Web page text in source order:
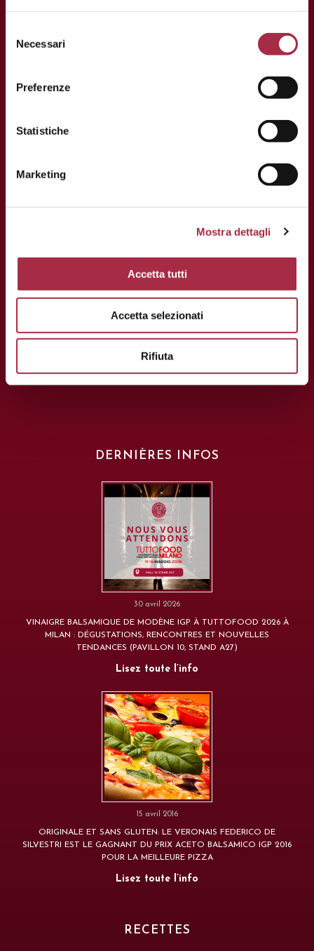
Necessari
Preferenze
Statistiche
Marketing
Mostra dettagli
Accetta tutti
Accetta selezionati
Rifiuta
info@consorziobalsamico.it
DERNIÈRES INFOS
30 avril 2026
VINAIGRE BALSAMIQUE DE MODÈNE IGP À TUTTOFOOD 2026 À
MILAN : DÉGUSTATIONS, RENCONTRES ET NOUVELLES
TENDANCES (PAVILLON 10, STAND A27)
Lisez toute l’info
15 avril 2016
ORIGINALE ET SANS GLUTEN: LE VERONAIS FEDERICO DE
SILVESTRI EST LE GAGNANT DU PRIX ACETO BALSAMICO IGP 2016
POUR LA MEILLEURE PIZZA
Lisez toute l’info
RECETTES